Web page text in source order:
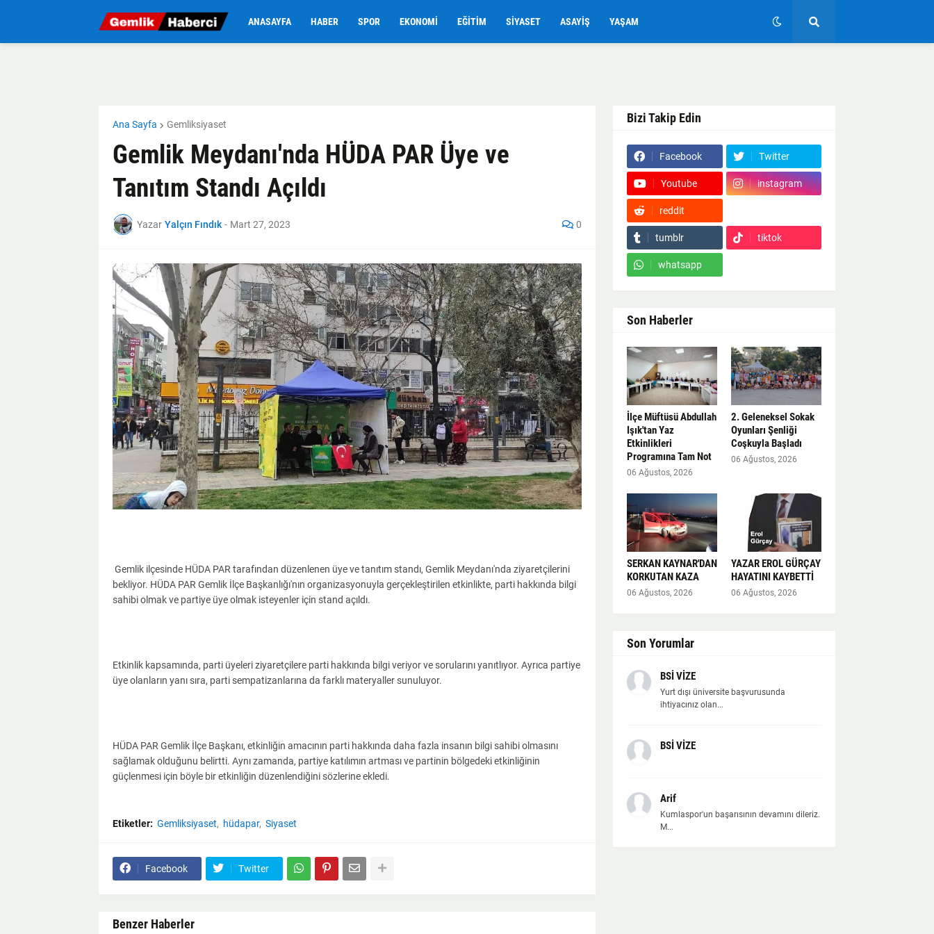
ANASAYFA HABER SPOR EKONOMI EĞITIM SIYASET ASAYIŞ YAŞAM
Ana Sayfa Gemliksiyaset
Gemlik Meydanı'nda HÜDA PAR Üye ve
Tanıtım Standı Açıldı
Yazar Yalçın Fındık - Mart 27, 2023 0
Gemlik ilçesinde HÜDA PAR tarafından düzenlenen üye ve tanıtım standı, Gemlik Meydanı'nda ziyaretçilerini
bekliyor. HÜDA PAR Gemlik İlçe Başkanlığı'nın organizasyonuyla gerçekleştirilen etkinlikte, parti hakkında bilgi
sahibi olmak ve partiye üye olmak isteyenler için stand açıldı.
Etkinlik kapsamında, parti üyeleri ziyaretçilere parti hakkında bilgi veriyor ve sorularını yanıtlıyor. Ayrıca partiye
üye olanların yanı sıra, parti sempatizanlarına da farklı materyaller sunuluyor.
HÜDA PAR Gemlik İlçe Başkanı, etkinliğin amacının parti hakkında daha fazla insanın bilgi sahibi olmasını
sağlamak olduğunu belirtti. Aynı zamanda, partiye katılımın artması ve partinin bölgedeki etkinliğinin
güçlenmesi için böyle bir etkinliğin düzenlendiğini sözlerine ekledi.
Etiketler: Gemliksiyaset hüdapar Siyaset
Facebook Twitter
Benzer Haberler
Bizi Takip Edin
Facebook Twitter
Youtube instagram
reddit
tumblr tiktok
whatsapp
Son Haberler
İlçe Müftüsü Abdullah
Işık'tan Yaz
Etkinlikleri
Programına Tam Not
06 Ağustos, 2026
2. Geleneksel Sokak
Oyunları Şenliği
Coşkuyla Başladı
06 Ağustos, 2026
SERKAN KAYNAR'DAN
KORKUTAN KAZA
06 Ağustos, 2026
YAZAR EROL GÜRÇAY
HAYATINI KAYBETTİ
06 Ağustos, 2026
Son Yorumlar
BSİ VİZE
Yurt dışı üniversite başvurusunda
ihtiyacınız olan...
BSİ VİZE
Arif
Kumlaspor'un başarısının devamını dileriz.
M...